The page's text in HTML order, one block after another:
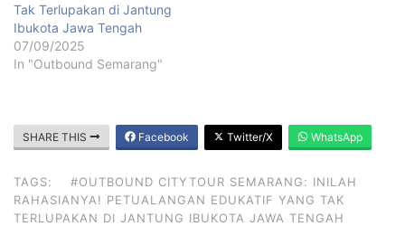
Tak Terlupakan di Jantung
Ibukota Jawa Tengah
07/09/2025
In "Outbound Semarang"
SHARE THIS Facebook Twitter/X WhatsApp
TAGS:
#OUTBOUND CITYTOUR SEMARANG: INILAH
RAHASIANYA! PETUALANGAN EDUKATIF YANG TAK
TERLUPAKAN DI JANTUNG IBUKOTA JAWA TENGAH